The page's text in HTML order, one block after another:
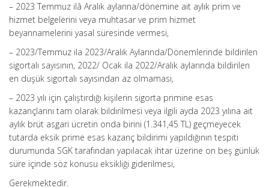
– 2023 Temmuz ilâ Aralık aylarına/dönemine ait aylık prim ve
hizmet belgelerini veya muhtasar ve prim hizmet
beyannamelerini yasal süresinde vermesi,
– 2023/Temmuz ila 2023/Aralık Aylarında/Dönemlerinde bildirilen
sigortalı sayısının, 2022/ Ocak ila 2022/Aralık aylarında bildirilen
en düşük sigortalı sayısından az olmaması,
– 2023 yılı için çalıştırdığı kişilerin sigorta primine esas
kazançlarını tam olarak bildirilmesi veya ilgili ayda 2023 yılına ait
aylık brüt asgari ücretin onda birini (1.341,45 TL) geçmeyecek
tutarda eksik prime esas kazanç bildirimi yapıldığının tespiti
durumunda SGK tarafından yapılacak ihtar üzerine on beş günlük
süre içinde söz konusu eksikliği giderilmesi,
Gerekmektedir.